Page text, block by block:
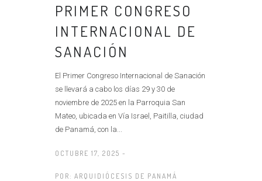
PRIMER CONGRESO
INTERNACIONAL DE
SANACIÓN
El Primer Congreso Internacional de Sanación
se llevará a cabo los días 29 y 30 de
noviembre de 2025 en la Parroquia San
Mateo, ubicada en Vía Israel, Paitilla, ciudad
de Panamá, con la...
OCTUBRE 17, 2025 -
POR: ARQUIDIÓCESIS DE PANAMÁ